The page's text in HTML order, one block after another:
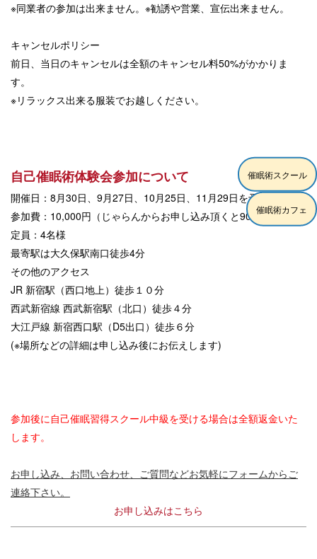
※同業者の参加は出来ません。※勧誘や営業、宣伝出来ません。
キャンセルポリシー
前日、当日のキャンセルは全額のキャンセル料50%がかかりま
す。
※リラックス出来る服装でお越しください。
自己催眠術体験会参加について
開催日：8月30日、9月27日、10月25日、11月29日を予定
参加費：10,000円（じゃらんからお申し込み頂くと90％off）
定員：4名様
最寄駅は大久保駅南口徒歩4分
その他のアクセス
JR 新宿駅（西口地上）徒歩１０分
西武新宿線 西武新宿駅（北口）徒歩４分
大江戸線 新宿西口駅（D5出口）徒歩６分
(※場所などの詳細は申し込み後にお伝えします)
参加後に自己催眠習得スクール中級を受ける場合は全額返金いた
します。
お申し込み、お問い合わせ、ご質問などお気軽にフォームからご
連絡下さい。
お申し込みはこちら
催眠術スクール
催眠術カフェ